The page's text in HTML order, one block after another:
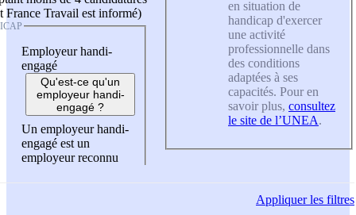
France Travail est informé)
Employeur handi-
engagé
Qu'est-ce qu'un
employeur handi-
engagé ?
Un employeur handi-
engagé est un
employeur reconnu
en situation de
handicap d'exercer
une activité
professionnelle dans
des conditions
adaptées à ses
capacités. Pour en
savoir plus, consultez
le site de l’UNEA.
Appliquerles filtres